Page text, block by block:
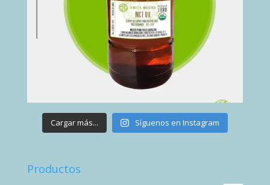
Cargar más... Síguenos en Instagram
Productos